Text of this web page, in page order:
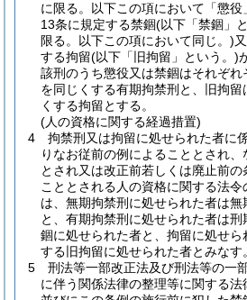
に限る。以下この項において「懲役
13条に規定する禁錮(以下「禁錮」
限る。以下この項において同じ。)
する拘留(以下「旧拘留」という。)
該刑のうち懲役又は禁錮はそれぞ
を同じくする有期拘禁刑と、旧拘留
くする拘留とする。
(人の資格に関する経過措置)
4
拘禁刑又は拘留に処せられた者に
りなお従前の例によることとされ、
とされ又は改正前若しくは廃止前
こととされる人の資格に関する法
は、無期拘禁刑に処せられた者は
と、有期拘禁刑に処せられた者は
錮に処せられた者と、拘留に処せら
する旧拘留に処せられた者とみなす。
5
刑法等一部改正法及び刑法等の一
に伴う関係法律の整理等に関する法